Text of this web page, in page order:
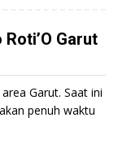
Garut
Garut. Saat ini
penuh waktu